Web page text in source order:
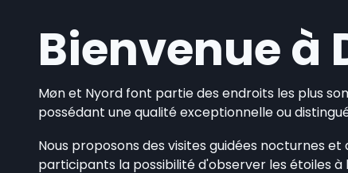
Bienvenue à
Møn et Nyord font partie des endroits les plus
possédant une qualité exceptionnelle ou
Nous proposons des visites guidées nocturnes
participants la possibilité d'observer les étoiles